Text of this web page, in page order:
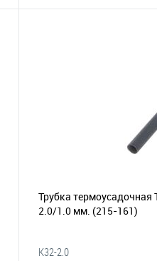
Трубка
2.0/1.0 мм. (215-161)
K32-2.0